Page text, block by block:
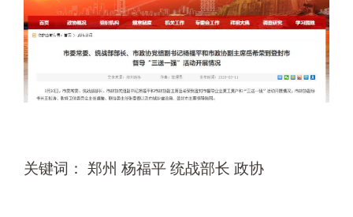
关键词： 郑州 杨福平 统战部长 政协